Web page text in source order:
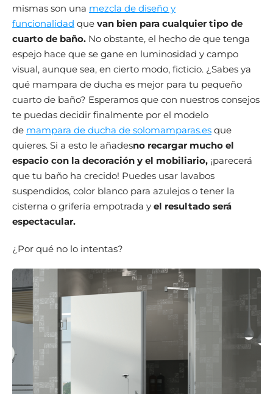
mismas son una mezcla de diseño y
funcionalidad que van bien para cualquier tipo de
cuarto de baño. No obstante, el hecho de que tenga
espejo hace que se gane en luminosidad y campo
visual, aunque sea, en cierto modo, ficticio. ¿Sabes ya
qué mampara de ducha es mejor para tu pequeño
cuarto de baño? Esperamos que con nuestros consejos
te puedas decidir finalmente por el modelo
de mampara de ducha de solomamparas.es que
quieres. Si a esto le añadesno recargar mucho el
espacio con la decoración y el mobiliario, ¡parecerá
que tu baño ha crecido! Puedes usar lavabos
suspendidos, color blanco para azulejos o tener la
cisterna o grifería empotrada y el resultado será
espectacular.
¿Por qué no lo intentas?